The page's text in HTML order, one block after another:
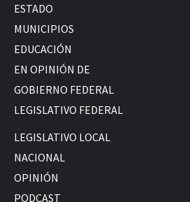
ESTADO
MUNICIPIOS
EDUCACIÓN
EN OPINIÓN DE
GOBIERNO FEDERAL
LEGISLATIVO FEDERAL
LEGISLATIVO LOCAL
NACIONAL
OPINIÓN
PODCAST